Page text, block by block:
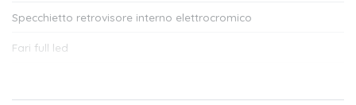
Specchietto retrovisore interno elettrocromico
Fari full led